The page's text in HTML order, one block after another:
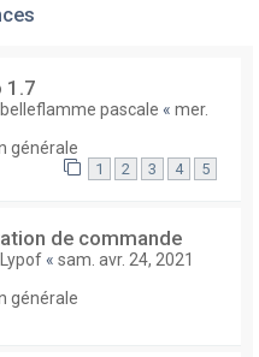
1.7
belleflamme pascale « mer.
générale
1 2 3 4 5
de commande
Lypof « sam. avr. 24, 2021
générale